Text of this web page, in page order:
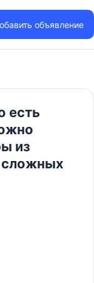
объявление
есть
из
сложных